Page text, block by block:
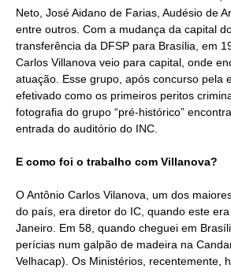
Neto, José Aidano de Farias, Audésio de
entre outros. Com a mudança da capital
transferência da DFSP para Brasília, em
Carlos Villanova veio para capital, onde
atuação. Esse grupo, após concurso pela
efetivado como os primeiros peritos
fotografia do grupo “pré-histórico”
entrada do auditório do INC.
E como foi o trabalho com Villanova?
O Antônio Carlos Vilanova, um dos
do país, era diretor do IC, quando este
Janeiro. Em 58, quando cheguei em
perícias num galpão de madeira na
Velhacap). Os Ministérios, recentemente,